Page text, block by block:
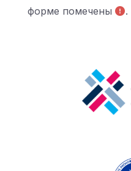
форме помечены
.